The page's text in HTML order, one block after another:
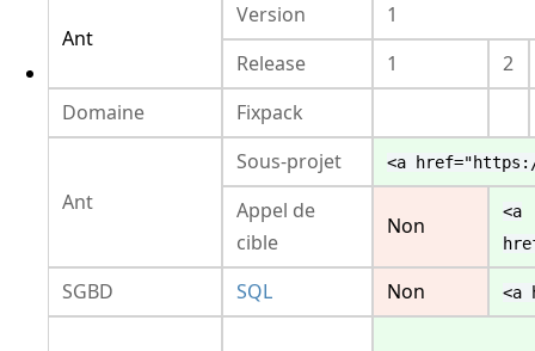
Ant
Version
1
Release
1
2
Domaine
Fixpack
Ant
Sous-projet <a
Appel de
cible
Non
<a
SGBD SQL Non <a